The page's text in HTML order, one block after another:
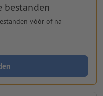
bestanden
vóór of na